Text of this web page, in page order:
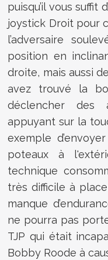
puisqu’il vous suffit
joystick Droit pour
l’adversaire
position en
droite, mais aussi
avez trouvé la
déclencher des
appuyant sur la
exemple
poteaux à
technique
très difficile à
manque
ne pourra pas
TJP qui était
Bobby Roode à